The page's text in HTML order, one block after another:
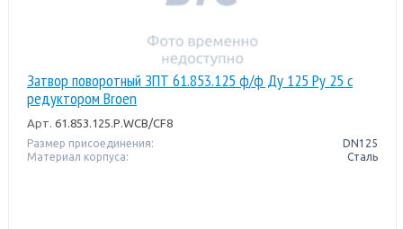
Затвор поворотный ЗПТ 61.853.125 ф/ф Ду 125 Pу 25 с
редуктором Broen
Арт. 61.853.125.Р.WCB/CF8
Размер присоединения:
DN125
Материал корпуса:
Сталь